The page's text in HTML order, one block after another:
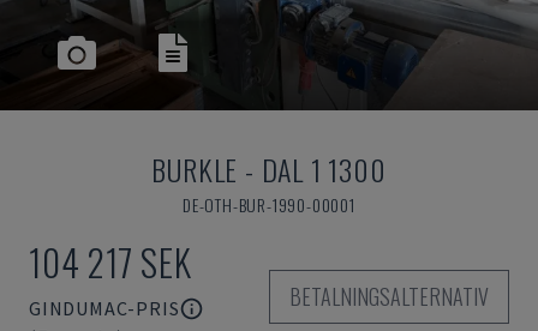
BURKLE - DAL 1 1300
DE-OTH-BUR-1990-00001
104 217 SEK
GINDUMAC-PRIS
BETALNINGSALTERNATIV